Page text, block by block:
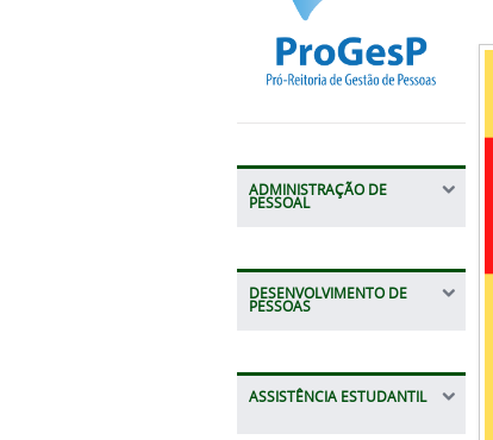
ADMINISTRAÇÃO DE
PESSOAL
DESENVOLVIMENTO DE
PESSOAS
ASSISTÊNCIA ESTUDANTIL